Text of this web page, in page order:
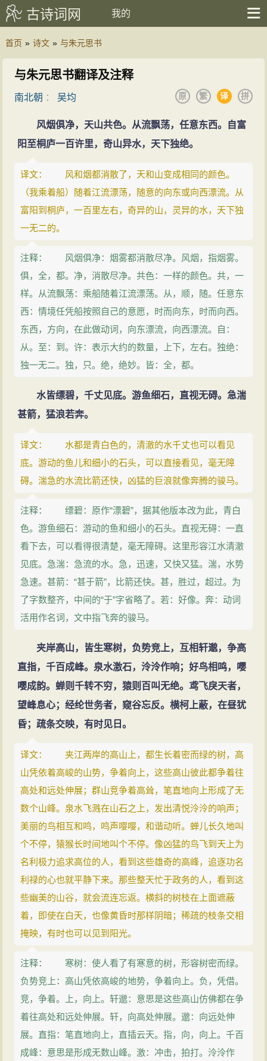
古诗词网 我的
首页 » 诗文 » 与朱元思书
与朱元思书翻译及注释
南北朝 ：吴均 拼
译
繁
原
风烟俱净，天山共色。从流飘荡，任意东西。自富
阳至桐庐一百许里，奇山异水，天下独绝。
译文： 风和烟都消散了，天和山变成相同的颜色。
（我乘着船）随着江流漂荡，随意的向东或向西漂流。从
富阳到桐庐，一百里左右，奇异的山，灵异的水，天下独
一无二的。
注释： 风烟俱净：烟雾都消散尽净。风烟，指烟雾。
俱，全，都。净，消散尽净。共色：一样的颜色。共，一
样。从流飘荡：乘船随着江流漂荡。从，顺，随。任意东
西：情境任凭船按照自己的意愿，时而向东，时而向西。
东西，方向，在此做动词，向东漂流，向西漂流。自：
从。至：到。许：表示大约的数量，上下，左右。独绝：
独一无二。独，只。绝，绝妙。皆：全，都。
水皆缥碧，千丈见底。游鱼细石，直视无碍。急湍
甚箭，猛浪若奔。
译文： 水都是青白色的，清澈的水千丈也可以看见
底。游动的鱼儿和细小的石头，可以直接看见，毫无障
碍。湍急的水流比箭还快，凶猛的巨浪就像奔腾的骏马。
注释： 缥碧：原作“漂碧”，据其他版本改为此，青白
色。游鱼细石：游动的鱼和细小的石头。直视无碍：一直
看下去，可以看得很清楚，毫无障碍。这里形容江水清澈
见底。急湍：急流的水。急，迅速，又快又猛。湍，水势
急速。甚箭：“甚于箭”，比箭还快。甚，胜过，超过。为
了字数整齐，中间的“于”字省略了。若：好像。奔：动词
活用作名词，文中指飞奔的骏马。
夹岸高山，皆生寒树，负势竞上，互相轩邈，争高
直指，千百成峰。泉水激石，泠泠作响；好鸟相鸣，嘤
嘤成韵。蝉则千转不穷，猿则百叫无绝。鸢飞戾天者，
望峰息心；经纶世务者，窥谷忘反。横柯上蔽，在昼犹
昏；疏条交映，有时见日。
译文： 夹江两岸的高山上，都生长着密而绿的树，高
山凭依着高峻的山势，争着向上，这些高山彼此都争着往
高处和远处伸展；群山竞争着高耸，笔直地向上形成了无
数个山峰。泉水飞溅在山石之上，发出清悦泠泠的响声；
美丽的鸟相互和鸣，鸣声嘤嘤，和谐动听。蝉儿长久地叫
个不停，猿猴长时间地叫个不停。像凶猛的鸟飞到天上为
名利极力追求高位的人，看到这些雄奇的高峰，追逐功名
利禄的心也就平静下来。那些整天忙于政务的人，看到这
些幽美的山谷，就会流连忘返。横斜的树枝在上面遮蔽
着，即使在白天，也像黄昏时那样阴暗；稀疏的枝条交相
掩映，有时也可以见到阳光。
注释： 寒树：使人看了有寒意的树，形容树密而绿。
负势竞上：高山凭依高峻的地势，争着向上。负，凭借。
竞，争着。上，向上。轩邈：意思是这些高山仿佛都在争
着往高处和远处伸展。轩，向高处伸展。邈：向远处伸
展。直指：笔直地向上，直插云天。指，向，向上。千百
成峰：意思是形成无数山峰。激：冲击，拍打。泠泠作